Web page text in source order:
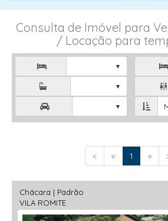
Consulta de Imóvel para
/ Locação para
 


< « 1 »
Chácara | Padrão
VILA ROMITE